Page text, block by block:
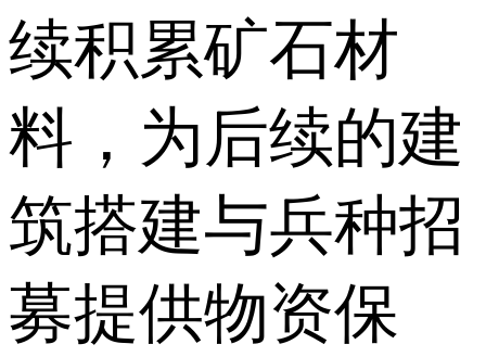
续积累矿石材
料，为后续的建
筑搭建与兵种招
募提供物资保